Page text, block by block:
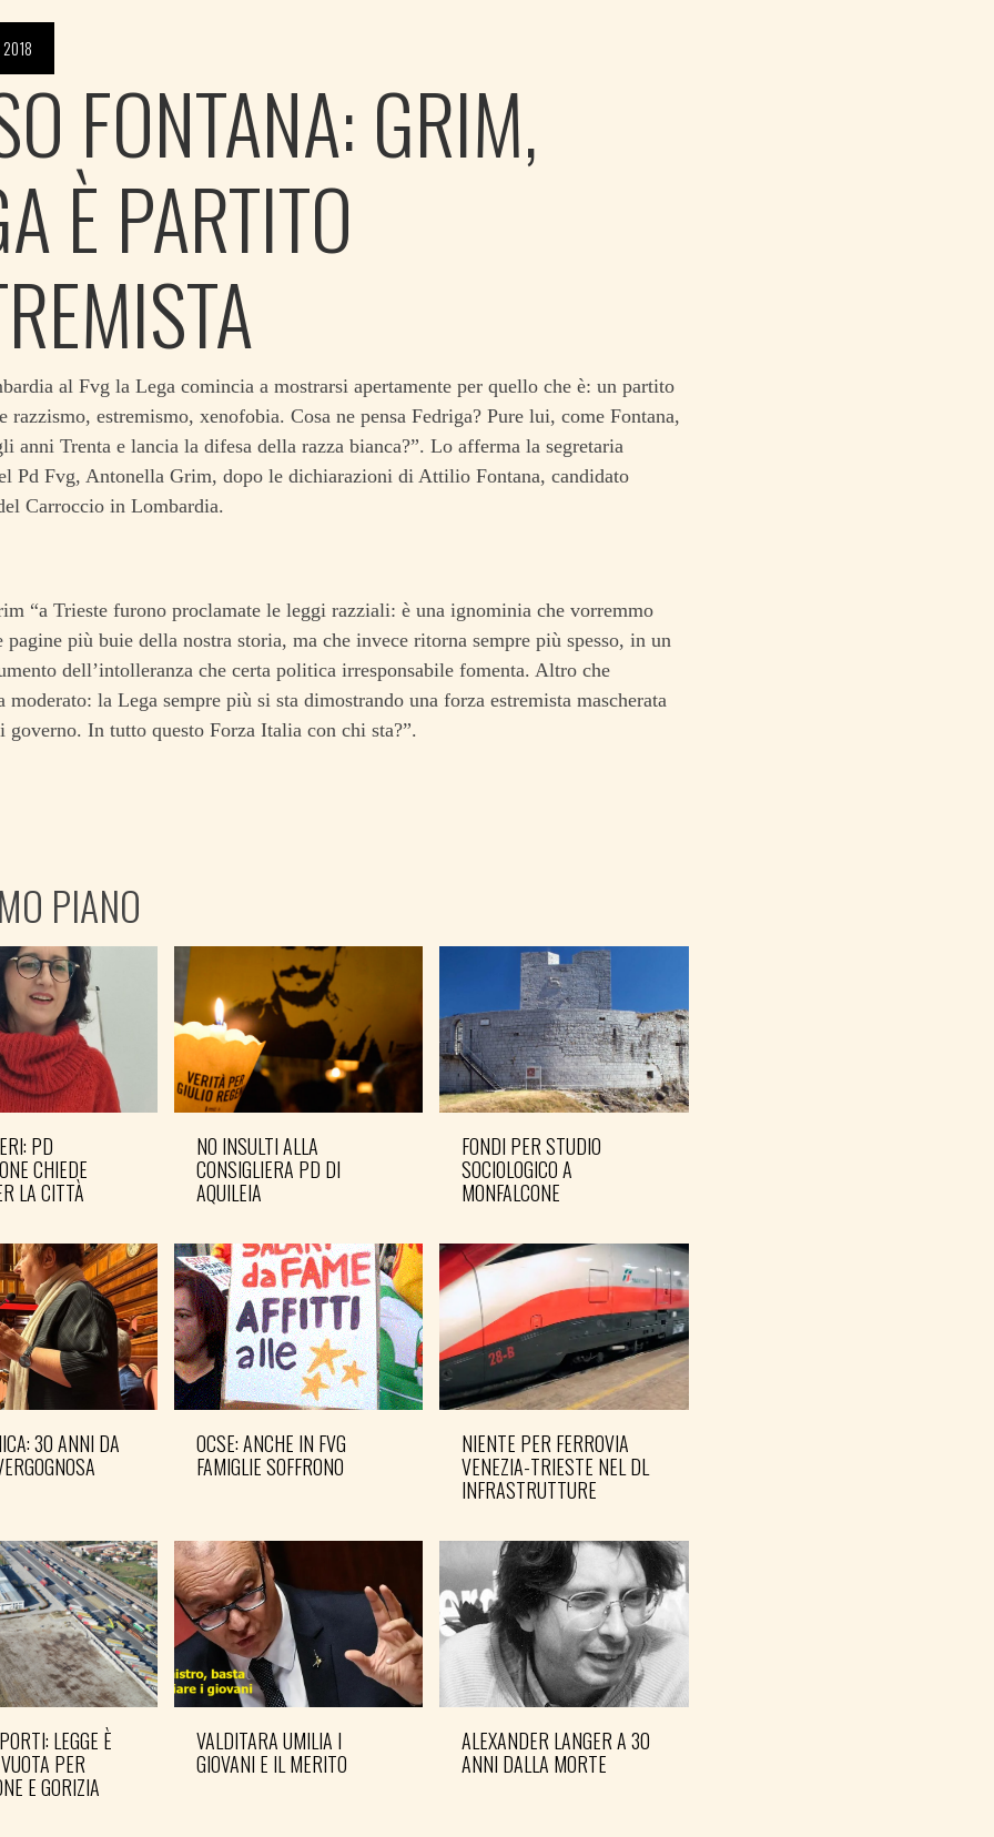
2018
FONTANA: GRIM,
È PARTITO
al Fvg la Lega comincia a mostrarsi apertamente per quello che è: un partito
razzismo, estremismo, xenofobia. Cosa ne pensa Fedriga? Pure lui, come Fontana,
anni Trenta e lancia la difesa della razza bianca?”. Lo afferma la segretaria
Pd Fvg, Antonella Grim, dopo le dichiarazioni di Attilio Fontana, candidato
Carroccio in Lombardia.
“a Trieste furono proclamate le leggi razziali: è una ignominia che vorremmo
pagine più buie della nostra storia, ma che invece ritorna sempre più spesso, in un
dell’intolleranza che certa politica irresponsabile fomenta. Altro che
moderato: la Lega sempre più si sta dimostrando una forza estremista mascherata
governo. In tutto questo Forza Italia con chi sta?”.
PIANO
PD
CHIEDE
LA CITTÀ
NO INSULTI ALLA
CONSIGLIERA PD DI
AQUILEIA
FONDI PER STUDIO
SOCIOLOGICO A
MONFALCONE
30 ANNI DA
OCSE: ANCHE IN FVG
FAMIGLIE SOFFRONO
NIENTE PER FERROVIA
VENEZIA-TRIESTE NEL DL
INFRASTRUTTURE
LEGGE È
PER
E GORIZIA
VALDITARA UMILIA I
GIOVANI E IL MERITO
ALEXANDER LANGER A 30
ANNI DALLA MORTE